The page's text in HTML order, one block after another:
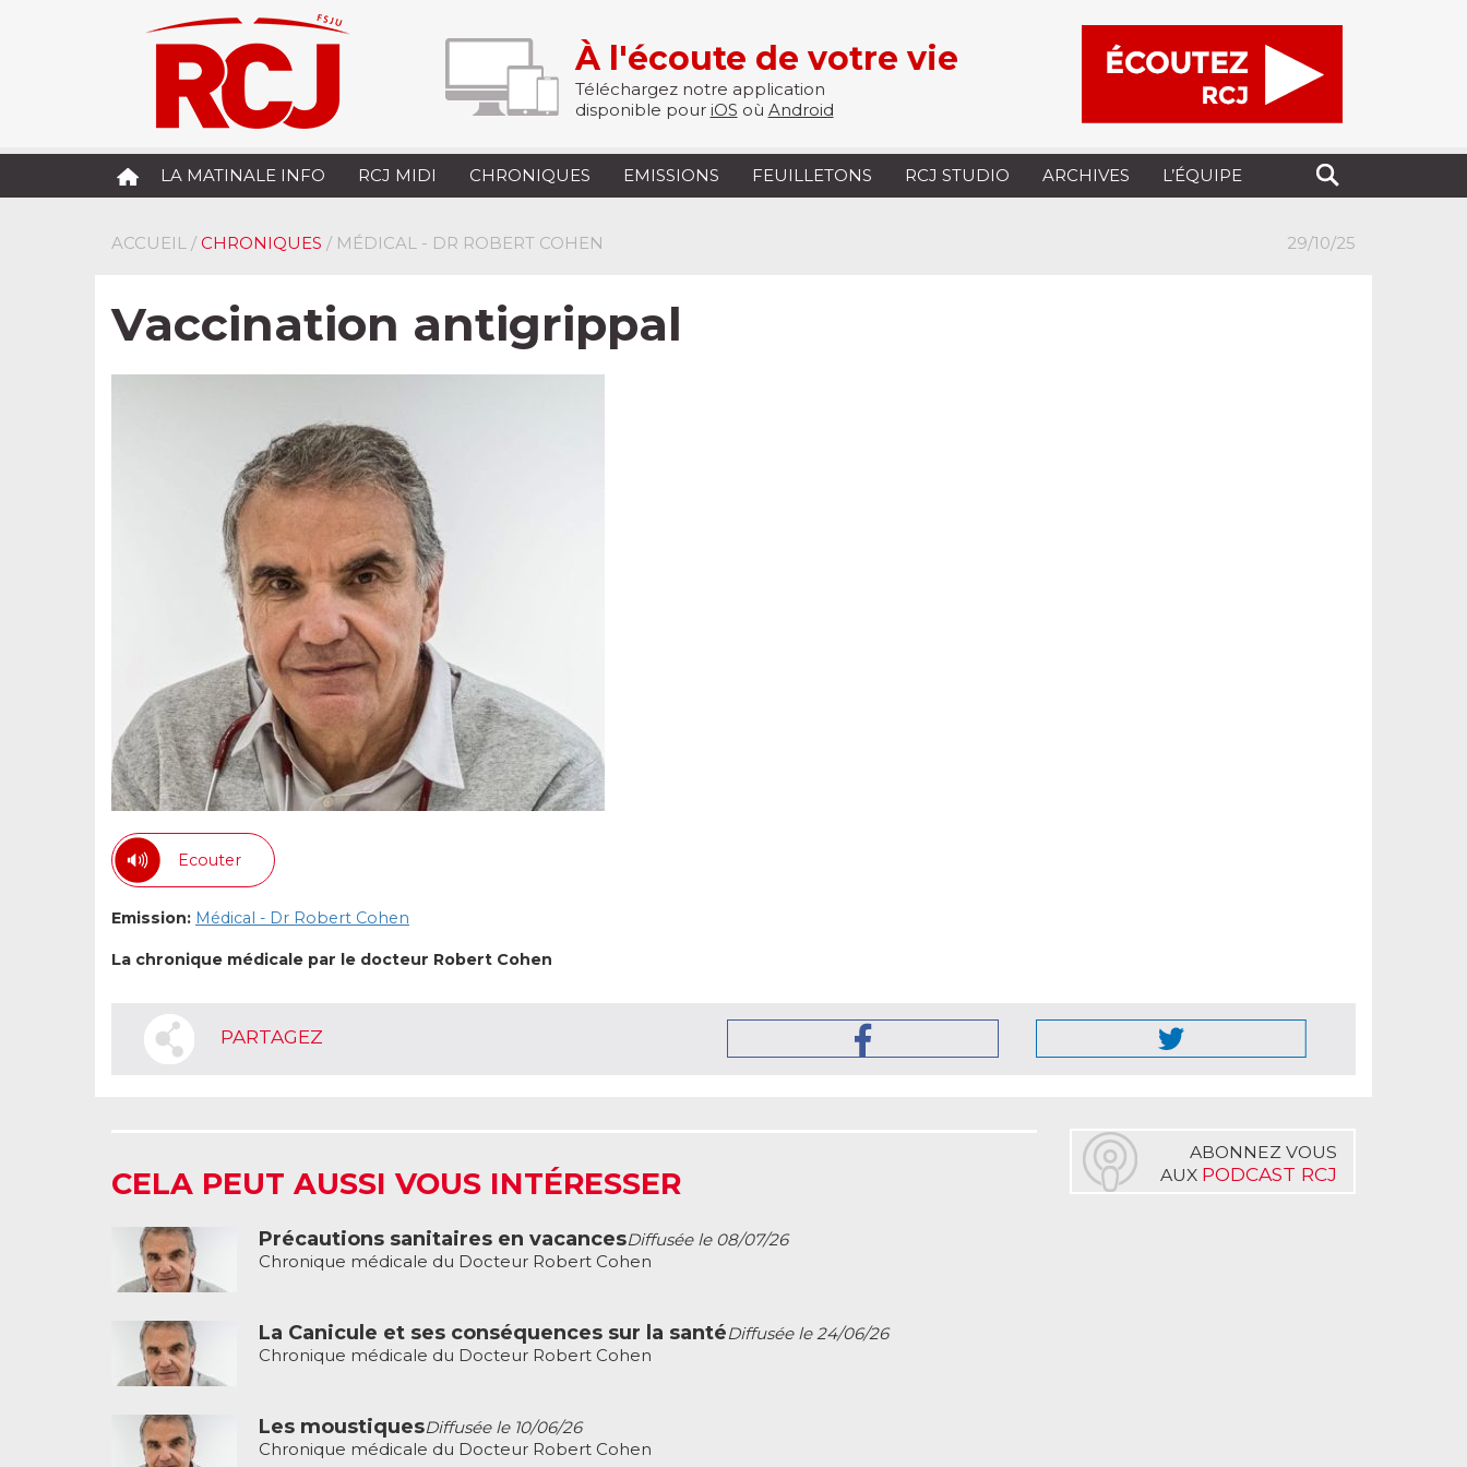
À l'écoute de votre vie
Téléchargez notre application
disponible pour iOS où Android
LA MATINALE INFO RCJ MIDI CHRONIQUES EMISSIONS FEUILLETONS RCJ STUDIO ARCHIVES L’ÉQUIPE
ACCUEIL / CHRONIQUES / MÉDICAL - DR ROBERT COHEN 29/10/25
Vaccination antigrippal
Ecouter
Emission: Médical - Dr Robert Cohen
La chronique médicale par le docteur Robert Cohen
PARTAGEZ
CELA PEUT AUSSI VOUS INTÉRESSER
Précautions sanitaires en vacancesDiffusée le 08/07/26
Chronique médicale du Docteur Robert Cohen
La Canicule et ses conséquences sur la santéDiffusée le 24/06/26
Chronique médicale du Docteur Robert Cohen
Les moustiquesDiffusée le 10/06/26
Chronique médicale du Docteur Robert Cohen
ABONNEZ VOUS
AUX PODCAST RCJ